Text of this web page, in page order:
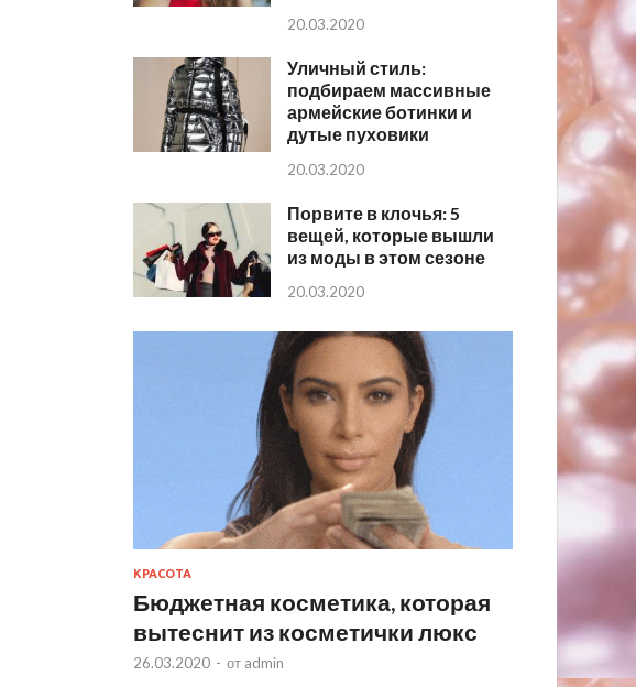
20.03.2020
Уличный стиль:
подбираем массивные
армейские ботинки и
дутые пуховики
20.03.2020
Порвите в клочья: 5
вещей, которые вышли
из моды в этом сезоне
20.03.2020
КРАСОТА
Бюджетная косметика, которая
вытеснит из косметички люкс
26.03.2020 - от admin